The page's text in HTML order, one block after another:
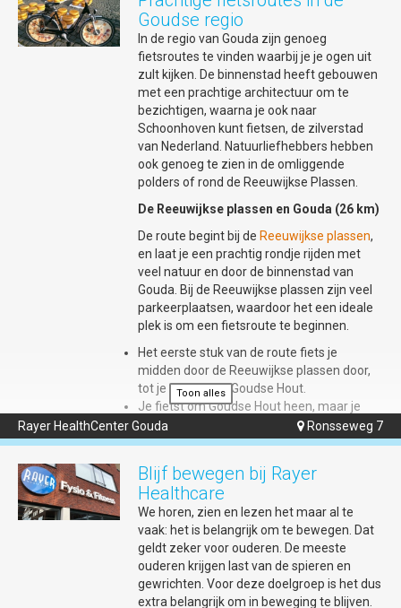
Zondag 17 september - Gericht plaatsen
Zondag 24 september - Opspelen en
schieten
Zondag 1 oktober - Vakantie Napret
Toernooi
Het is niét verplicht, maar wel veel leuker
om aan alle dagen mee te doen.
In het bijzonder zijn kinderen met hun
(groot)ouders van harte welkom. Jeugd tot
18 jaar kan bovendien gratis lid worden.
Voor de jeugd wordt een apart
lesprogramma aangeboden.
Bij slecht weer spelen de boulers in haar
eigen overdekte Boulodrôme. Jeu de
Boules-ballen kun je lenen van de
vereniging.
Locatie?Petanque Vereniging Gouda,
Sportcomplex de Uiterwaarden,
Uiterwaardseweg 4 Gouda.
Kosten?Deelname is geheel gratis,
of thee.
Aanmelden!Bij voorkeur vooraf via de
websitewww.goudapetanque.nl, waar je
ook nader informatie vindt.
Aanmelden (of vragen om nadere
informatie) kan ook via e-
mailPRcie@goudapetanque.nl. Graag
Goudse regio
In de regio van Gouda zijn genoeg
fietsroutes te vinden waarbij je je ogen uit
zult kijken. De binnenstad heeft gebouwen
met een prachtige architectuur om te
bezichtigen, waarna je ook naar
Schoonhoven kunt fietsen, de zilverstad
van Nederland. Natuurliefhebbers hebben
ook genoeg te zien in de omliggende
polders of rond de Reeuwijkse Plassen.
De Reeuwijkse plassen en Gouda (26 km)
De route begint bij de Reeuwijkse plassen,
en laat je een prachtig rondje rijden met
veel natuur en door de binnenstad van
Gouda. Bij de Reeuwijkse plassen zijn veel
parkeerplaatsen, waardoor het een ideale
plek is om een fietsroute te beginnen.
Het eerste stuk van de route fiets je
midden door de Reeuwijkse plassen door,
tot je uitkomt bij Goudse Hout.
Je fietst om Goudse Hout heen, maar je
kunt er ook voor kiezen hier door het bos te
fietsen.
zuiden, tot je op de Steinsedijk rechtsaf
slaat.
Bij de eerstvolgende brug steek je het
water over en sla je rechtsaf, tot je na een
aantal kilometer bij een rotonde komt.
Hier steek je wederom de brug over,
waarna je meteen linksaf slaat.
Je volgt de weg tot je aan de rechterkant
Toon alles
Rayer HealthCenter Gouda  Ronsseweg 7
Blijf bewegen bij Rayer
Healthcare
We horen, zien en lezen het maar al te
vaak: het is belangrijk om te bewegen. Dat
geldt zeker voor ouderen. De meeste
ouderen krijgen last van de spieren en
gewrichten. Voor deze doelgroep is het dus
extra belangrijk om in beweging te blijven.